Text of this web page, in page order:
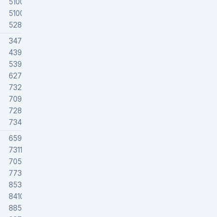
51008
52800
34796
43915
53949
62737
73218
70900
72889
73400
65955
73118
70528
77328
85332
84100
88517